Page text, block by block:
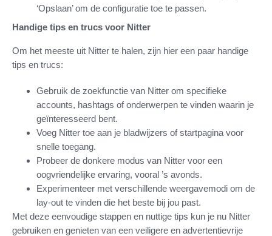
‘Opslaan’ om de configuratie toe te passen.
Handige tips en trucs voor Nitter
Om het meeste uit Nitter te halen, zijn hier een paar handige
tips en trucs:
Gebruik de zoekfunctie van Nitter om specifieke
accounts, hashtags of onderwerpen te vinden waarin je
geïnteresseerd bent.
Voeg Nitter toe aan je bladwijzers of startpagina voor
snelle toegang.
Probeer de donkere modus van Nitter voor een
oogvriendelijke ervaring, vooral ’s avonds.
Experimenteer met verschillende weergavemodi om de
lay-out te vinden die het beste bij jou past.
Met deze eenvoudige stappen en nuttige tips kun je nu Nitter
gebruiken en genieten van een veiligere en advertentievrije